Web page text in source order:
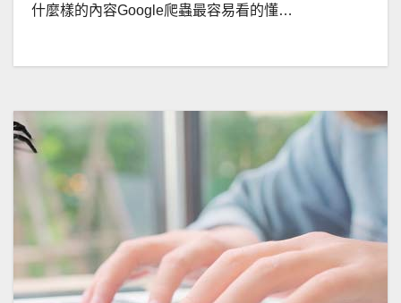
什麼樣的內容Google爬蟲最容易看的懂…